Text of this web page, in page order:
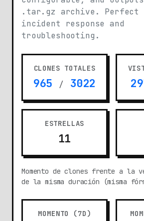
.tar.gz archive. Perfect
incident response and
troubleshooting.
CLONES TOTALES
965 / 3022
ESTRELLAS
11
Momento de clones frente a la
de la misma duración (misma
MOMENTO (7D)